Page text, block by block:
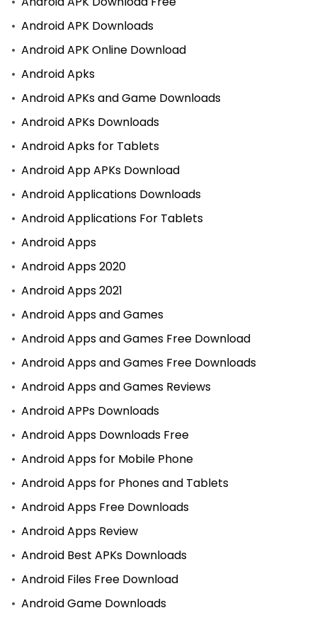
Android APK Downloads
Android APK Online Download
Android Apks
Android APKs and Game Downloads
Android APKs Downloads
Android Apks for Tablets
Android App APKs Download
Android Applications Downloads
Android Applications For Tablets
Android Apps
Android Apps 2020
Android Apps 2021
Android Apps and Games
Android Apps and Games Free Download
Android Apps and Games Free Downloads
Android Apps and Games Reviews
Android APPs Downloads
Android Apps Downloads Free
Android Apps for Mobile Phone
Android Apps for Phones and Tablets
Android Apps Free Downloads
Android Apps Review
Android Best APKs Downloads
Android Files Free Download
Android Game Downloads